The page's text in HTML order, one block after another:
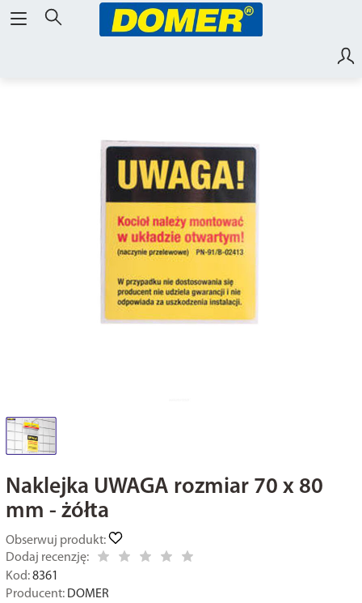
Naklejka UWAGA rozmiar 70 x 80
mm - żółta
Obserwuj produkt:
Dodaj recenzję:
Kod: 8361
Producent: DOMER